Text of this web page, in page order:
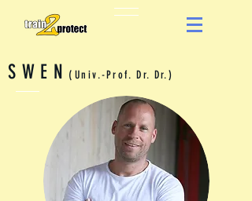
SWEN (Univ.-Prof. Dr. Dr.)